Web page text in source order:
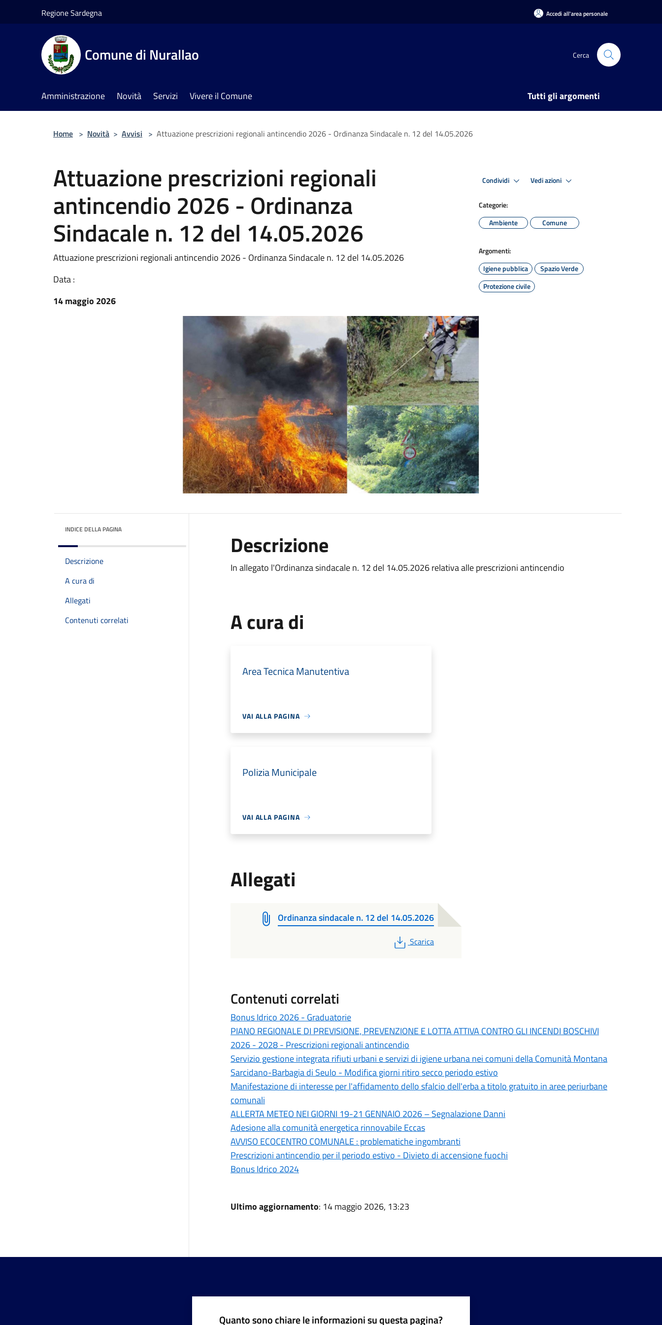
Regione Sardegna Accedi all'area personale
Comune di Nurallao Cerca
Amministrazione Novità Servizi Vivere il Comune Tutti gli argomenti
Home > Novità > Avvisi > Attuazione prescrizioni regionali antincendio 2026 - Ordinanza Sindacale n. 12 del 14.05.2026
Attuazione prescrizioni regionali
antincendio 2026 - Ordinanza
Sindacale n. 12 del 14.05.2026
Attuazione prescrizioni regionali antincendio 2026 - Ordinanza Sindacale n. 12 del 14.05.2026
Data :
14 maggio 2026
Condividi Vedi azioni
Categorie:
Ambiente
Comune
Argomenti:
Igiene pubblica
Spazio Verde
Protezione civile
INDICE DELLA PAGINA
Descrizione
A cura di
Allegati
Contenuti correlati
Descrizione
In allegato l'Ordinanza sindacale n. 12 del 14.05.2026 relativa alle prescrizioni antincendio
A cura di
Area Tecnica Manutentiva
VAI ALLA PAGINA
Polizia Municipale
VAI ALLA PAGINA
Allegati
Ordinanza sindacale n. 12 del 14.05.2026
PDF
Scarica
Contenuti correlati
Bonus Idrico 2026 - Graduatorie
PIANO REGIONALE DI PREVISIONE, PREVENZIONE E LOTTA ATTIVA CONTRO GLI INCENDI BOSCHIVI
2026 - 2028 - Prescrizioni regionali antincendio
Servizio gestione integrata rifiuti urbani e servizi di igiene urbana nei comuni della Comunità Montana
Sarcidano-Barbagia di Seulo - Modifica giorni ritiro secco periodo estivo
Manifestazione di interesse per l'affidamento dello sfalcio dell'erba a titolo gratuito in aree periurbane
comunali
ALLERTA METEO NEI GIORNI 19-21 GENNAIO 2026 – Segnalazione Danni
Adesione alla comunità energetica rinnovabile Eccas
AVVISO ECOCENTRO COMUNALE : problematiche ingombranti
Prescrizioni antincendio per il periodo estivo - Divieto di accensione fuochi
Bonus Idrico 2024
Ultimo aggiornamento: 14 maggio 2026, 13:23
Quanto sono chiare le informazioni su questa pagina?